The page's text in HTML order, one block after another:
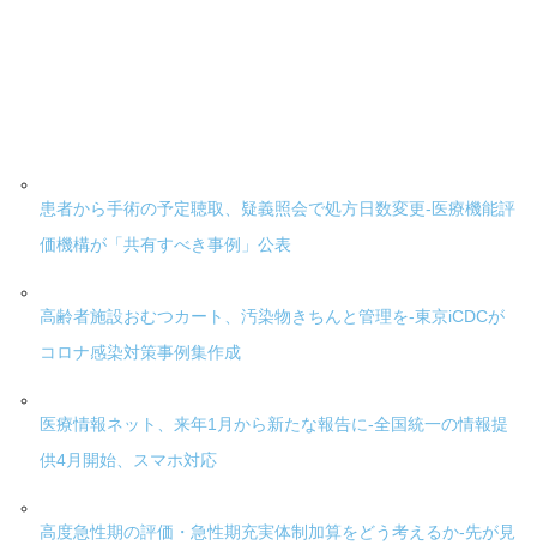
患者から手術の予定聴取、疑義照会で処方日数変更-医療機能評
価機構が「共有すべき事例」公表
高齢者施設おむつカート、汚染物きちんと管理を-東京iCDCが
コロナ感染対策事例集作成
医療情報ネット、来年1月から新たな報告に-全国統一の情報提
供4月開始、スマホ対応
高度急性期の評価・急性期充実体制加算をどう考えるか-先が見